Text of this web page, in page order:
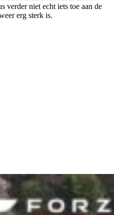
verder niet echt iets toe aan de
erg sterk is.